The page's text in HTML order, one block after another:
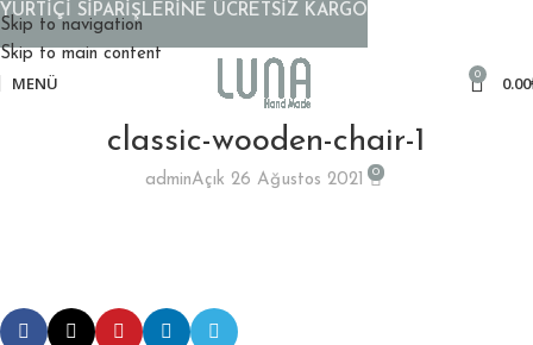
Skip to navigation
Skip to main content
MENÜ 0 0.00
classic-wooden-chair-1
adminAçık 26 Ağustos 2021 0
YURTİÇİ SİPARİŞLERİNE ÜCRETSİZ KARGO